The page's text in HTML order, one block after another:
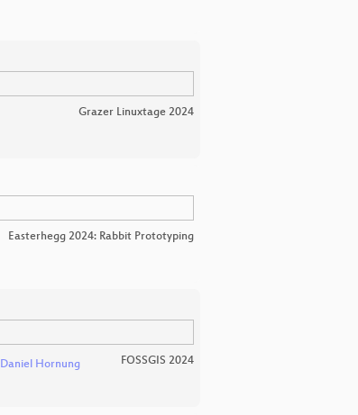
Grazer Linuxtage 2024
Easterhegg 2024: Rabbit Prototyping
Daniel Hornung FOSSGIS 2024